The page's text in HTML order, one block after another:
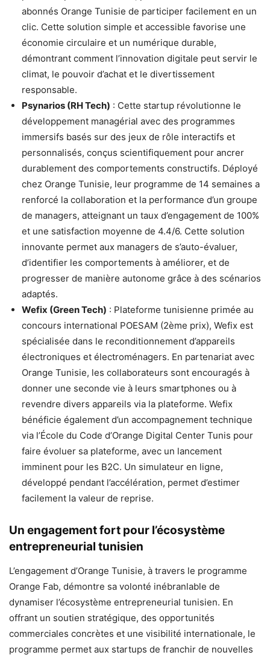
abonnés Orange Tunisie de participer facilement en un
clic. Cette solution simple et accessible favorise une
économie circulaire et un numérique durable,
démontrant comment l’innovation digitale peut servir le
climat, le pouvoir d’achat et le divertissement
responsable.
Psynarios (RH Tech) : Cette startup révolutionne le
développement managérial avec des programmes
immersifs basés sur des jeux de rôle interactifs et
personnalisés, conçus scientifiquement pour ancrer
durablement des comportements constructifs. Déployé
chez Orange Tunisie, leur programme de 14 semaines a
renforcé la collaboration et la performance d’un groupe
de managers, atteignant un taux d’engagement de 100%
et une satisfaction moyenne de 4.4/6. Cette solution
innovante permet aux managers de s’auto-évaluer,
d’identifier les comportements à améliorer, et de
progresser de manière autonome grâce à des scénarios
adaptés.
Wefix (Green Tech) : Plateforme tunisienne primée au
concours international POESAM (2ème prix), Wefix est
spécialisée dans le reconditionnement d’appareils
électroniques et électroménagers. En partenariat avec
Orange Tunisie, les collaborateurs sont encouragés à
donner une seconde vie à leurs smartphones ou à
revendre divers appareils via la plateforme. Wefix
bénéficie également d’un accompagnement technique
via l’École du Code d’Orange Digital Center Tunis pour
faire évoluer sa plateforme, avec un lancement
imminent pour les B2C. Un simulateur en ligne,
développé pendant l’accélération, permet d’estimer
facilement la valeur de reprise.
Un engagement fort pour l’écosystème
entrepreneurial tunisien
L’engagement d’Orange Tunisie, à travers le programme
Orange Fab, démontre sa volonté inébranlable de
dynamiser l’écosystème entrepreneurial tunisien. En
offrant un soutien stratégique, des opportunités
commerciales concrètes et une visibilité internationale, le
programme permet aux startups de franchir de nouvelles